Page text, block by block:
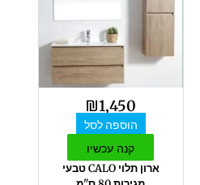
₪1,450
הוספה לסל
קנה עכשיו
ארון תלוי CALO טבעי